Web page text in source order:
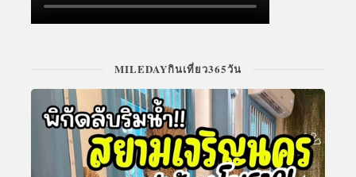
MILEDAYกินเที่ยว365วัน